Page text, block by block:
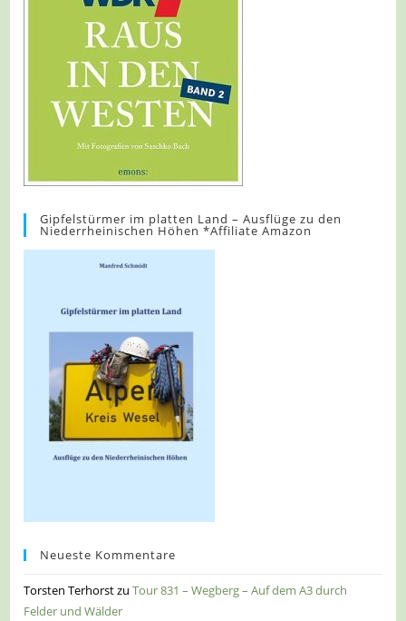
Gipfelstürmer im platten Land – Ausflüge zu den
Niederrheinischen Höhen *Affiliate Amazon
Neueste Kommentare
Torsten TerhorstzuTour 831 – Wegberg – Auf dem A3 durch
Felder und Wälder